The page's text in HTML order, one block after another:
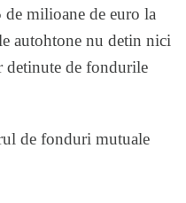
milioane de euro la
autohtone nu detin nici
detinute de fondurile